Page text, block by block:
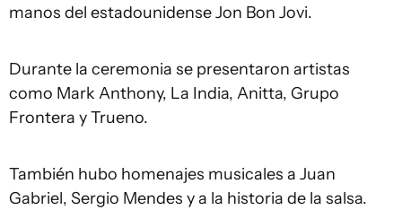
manos del estadounidense Jon Bon Jovi.
Durante la ceremonia se presentaron artistas
como Mark Anthony, La India, Anitta, Grupo
Frontera y Trueno.
También hubo homenajes musicales a Juan
Gabriel, Sergio Mendes y a la historia de la salsa.